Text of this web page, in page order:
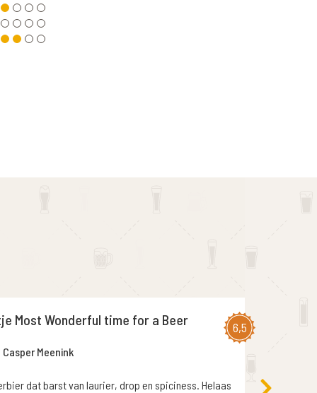
6,5
Most Wonderful time for a Beer
Casper Meenink
dat barst van laurier, drop en spiciness. Helaas